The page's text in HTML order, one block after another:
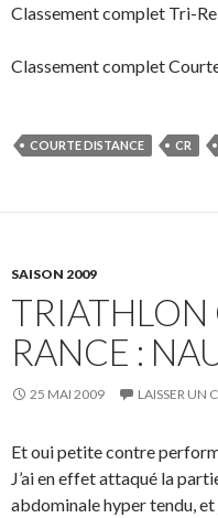
Classement complet Tri-
Classement complet
COURTE DISTANCE CR
SAISON 2009
TRIATHLON
RANCE :
25 MAI 2009 LAISSER UN
Et oui petite contre
J’ai en effet attaqué la
abdominale hyper tendu, et